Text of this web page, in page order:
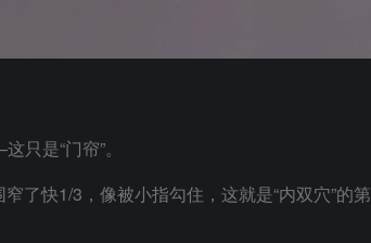
只是“门帘”。
了快1/3，像被小指勾住，这就是“内双穴”的第